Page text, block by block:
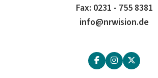
Fax: 0231 - 755 8381
info@nrwision.de